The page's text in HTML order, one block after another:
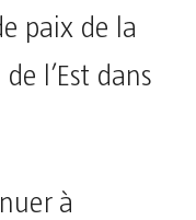
paix de la
l’Est dans
à